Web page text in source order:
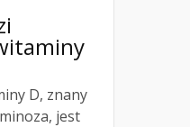
D, znany
jest